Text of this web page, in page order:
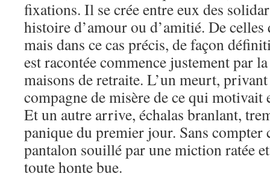
fixations. Il se crée entre eux des
histoire d’amour ou d’amitié. De
mais dans ce cas précis, de façon
est racontée commence justement par
maisons de retraite. L’un meurt, privant
compagne de misère de ce qui
Et un autre arrive, échalas branlant,
panique du premier jour. Sans compter
pantalon souillé par une miction ratée
toute honte bue.